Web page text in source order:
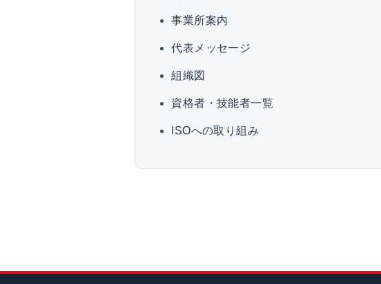
事業所案内
代表メッセージ
組織図
資格者・技能者一覧
ISOへの取り組み